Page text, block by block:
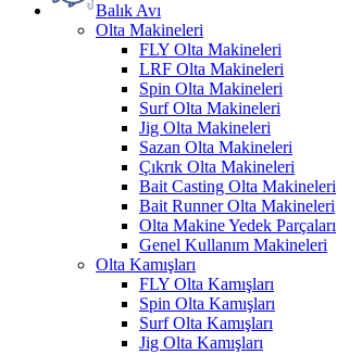
Balık Avı
Olta Makineleri
FLY Olta Makineleri
LRF Olta Makineleri
Spin Olta Makineleri
Surf Olta Makineleri
Jig Olta Makineleri
Sazan Olta Makineleri
Çıkrık Olta Makineleri
Bait Casting Olta Makineleri
Bait Runner Olta Makineleri
Olta Makine Yedek Parçaları
Genel Kullanım Makineleri
Olta Kamışları
FLY Olta Kamışları
Spin Olta Kamışları
Surf Olta Kamışları
Jig Olta Kamışları